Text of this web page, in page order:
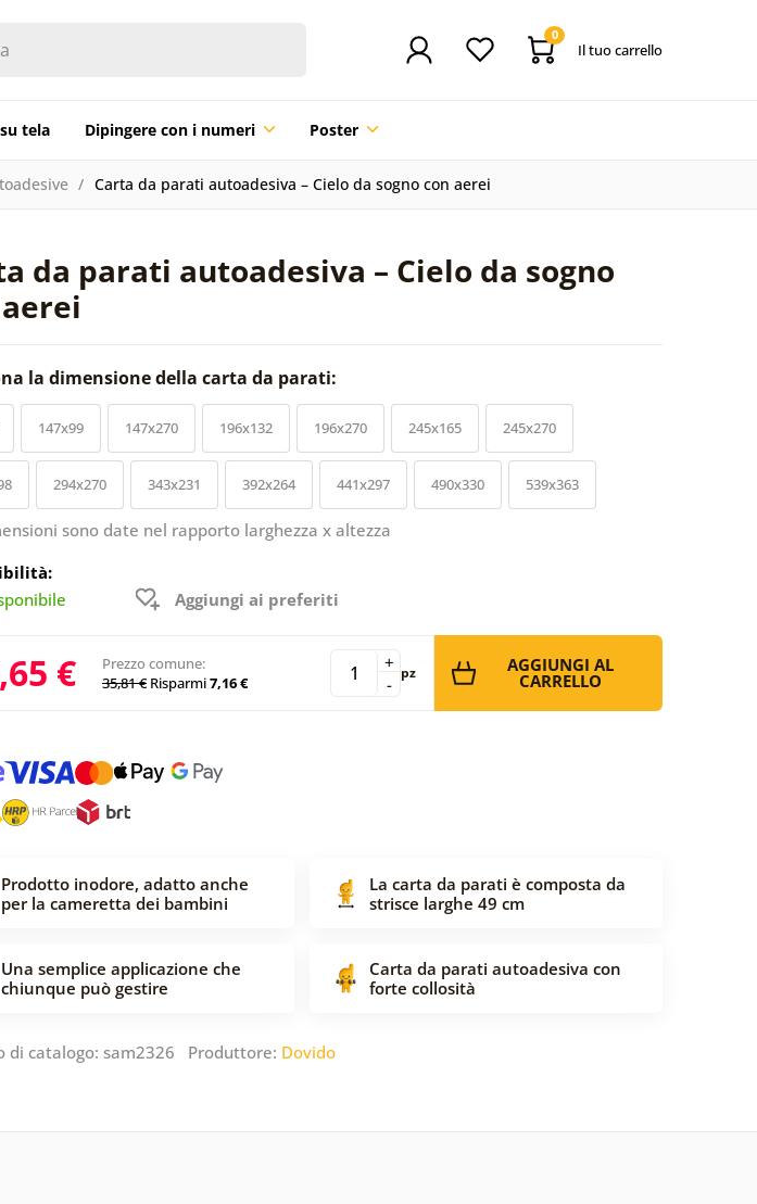
0
Il tuo carrello
tela Dipingere con i numeri Poster
Carta da parati autoadesiva – Cielo da sogno con aerei
da parati autoadesiva – Cielo da sogno
la dimensione della carta da parati:
147x99 147x270 196x132 196x270 245x165 245x270
294x270 343x231 392x264 441x297 490x330 539x363
sono date nel rapporto larghezza x altezza
Aggiungi ai preferiti
€
Prezzo comune:
35,81 € Risparmi7,16 € -
+ pz AGGIUNGI AL
CARRELLO
Prodotto inodore, adatto anche
per la cameretta dei bambini
La carta da parati è composta da
strisce larghe 49 cm
Una semplice applicazione che
chiunque può gestire
Carta da parati autoadesiva con
forte collosità
di catalogo: sam2326 Produttore: Dovido